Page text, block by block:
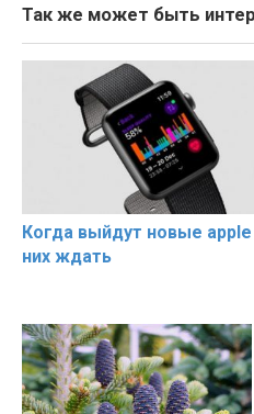
Так же может быть
Когда выйдут новые
них ждать